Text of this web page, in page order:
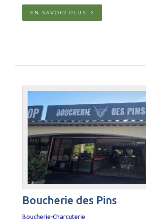
EN SAVOIR PLUS
Boucherie des Pins
Boucherie-Charcuterie